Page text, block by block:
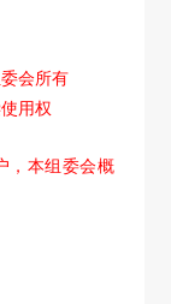
会所有
用权
，本组委会概